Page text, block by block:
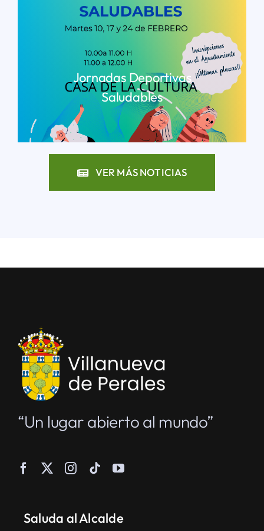
Jornadas Deportivas
Saludables
LEER MÁS
VER MÁS NOTICIAS
“Un lugar abierto al mundo”
Saluda al Alcalde